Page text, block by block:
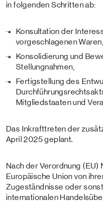
in folgenden Schritten ab:
Konsultation der
vorgeschlagenen Waren,
Konsolidierung und
Stellungnahmen,
Fertigstellung des
Mitgliedstaaten und
Das Inkrafttreten der
April 2025 geplant.
Nach der Verordnung (EU)
Europäische Union von
Zugeständnisse oder
internationalen